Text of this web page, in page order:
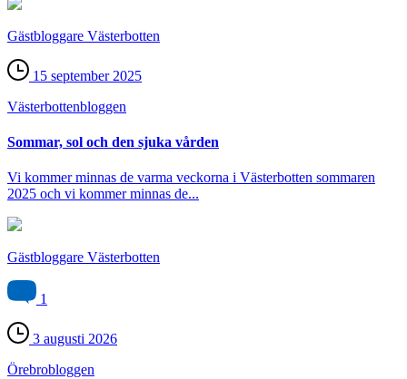
Gästbloggare Västerbotten
15 september 2025
Västerbotten­bloggen
Sommar, sol och den sjuka vården
Vi kommer minnas de varma veckorna i Västerbotten sommaren
2025 och vi kommer minnas de...
Gästbloggare Västerbotten
1
3 augusti 2026
Örebro­bloggen